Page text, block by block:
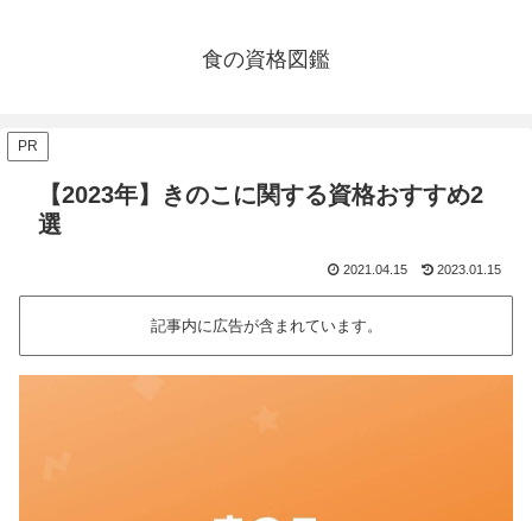
食の資格図鑑
PR
【2023年】きのこに関する資格おすすめ2
選
2021.04.15 2023.01.15
記事内に広告が含まれています。